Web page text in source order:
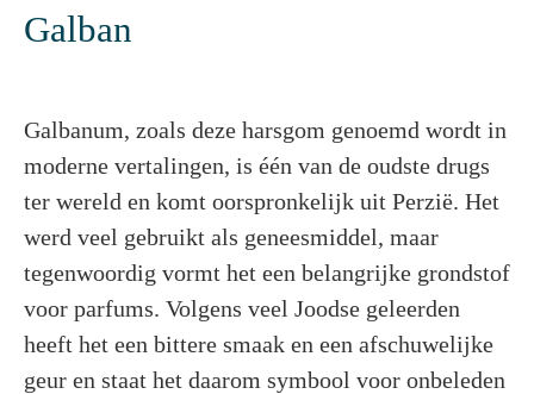
Galban
Galbanum, zoals deze harsgom genoemd wordt in
moderne vertalingen, is één van de oudste drugs
ter wereld en komt oorspronkelijk uit Perzië. Het
werd veel gebruikt als geneesmiddel, maar
tegenwoordig vormt het een belangrijke grondstof
voor parfums. Volgens veel Joodse geleerden
heeft het een bittere smaak en een afschuwelijke
geur en staat het daarom symbool voor onbeleden